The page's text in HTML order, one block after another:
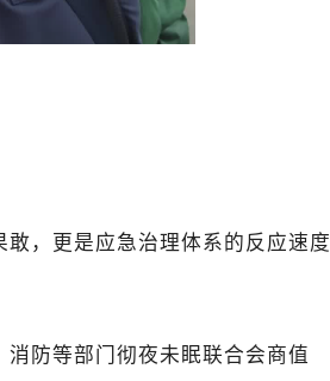
，更是应急治理体系的反应速度
防等部门彻夜未眠联合会商值